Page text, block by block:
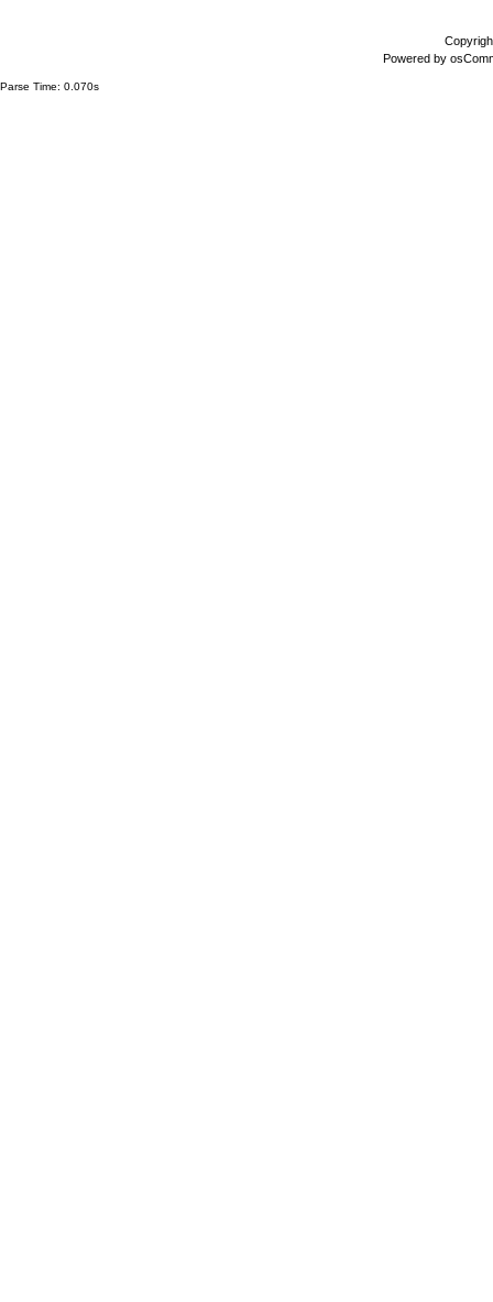
Powered by
Parse Time: 0.070s